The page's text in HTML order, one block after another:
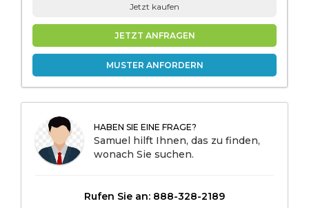
Jetzt kaufen
JETZT ANFRAGEN
MUSTER ANFORDERN
HABEN SIE EINE FRAGE?
Samuel hilft Ihnen, das zu finden,
wonach Sie suchen.
Rufen Sie an: 888-328-2189